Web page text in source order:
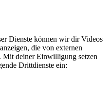
Dienste können wir dir Videos
die von externen
Mit deiner Einwilligung setzen
Drittdienste ein: